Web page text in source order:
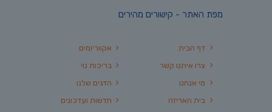
מפת האתר - קישורים מהירים
אקווריומים
בריכות נוי
הדגים שלנו
חדשות ועדכונים
דף הבית
צרו איתנו קשר
מי אנחנו
בית האריזה